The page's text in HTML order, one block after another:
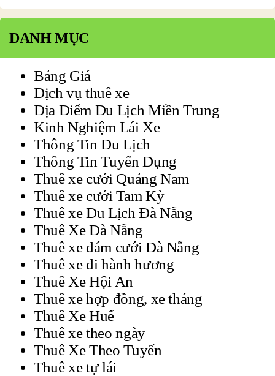
DANH MỤC
Bảng Giá
Dịch vụ thuê xe
Địa Điểm Du Lịch Miền Trung
Kinh Nghiệm Lái Xe
Thông Tin Du Lịch
Thông Tin Tuyển Dụng
Thuê xe cưới Quảng Nam
Thuê xe cưới Tam Kỳ
Thuê xe Du Lịch Đà Nẵng
Thuê Xe Đà Nẵng
Thuê xe đám cưới Đà Nẵng
Thuê xe đi hành hương
Thuê Xe Hội An
Thuê xe hợp đồng, xe tháng
Thuê Xe Huế
Thuê xe theo ngày
Thuê Xe Theo Tuyến
Thuê xe tự lái